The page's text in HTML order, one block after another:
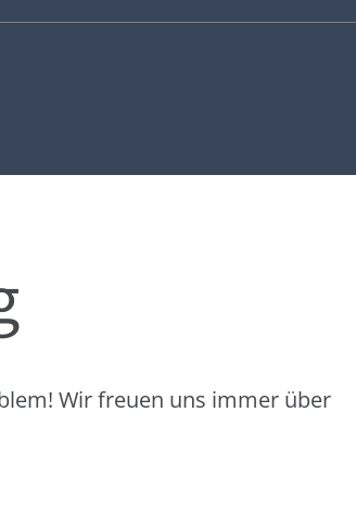
Wir freuen uns immer über